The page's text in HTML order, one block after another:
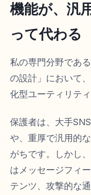
機能が、汎
って代わる
私の専門分野であ
の設計」において
化型ユーティリテ
保護者は、大手
や、重厚で汎用的
がちです。しかし
はメッセージフィ
テンツ、攻撃的な